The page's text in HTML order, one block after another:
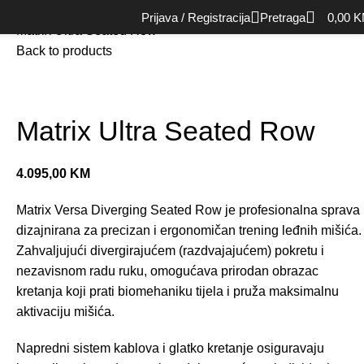
Prijava / Registracija Pretraga 0,00
Oprema za snagu (Strength)
Single mašine
Back to products
Matrix Ultra Seated Row
4.095,00 KM
Matrix Versa Diverging Seated Row je profesionalna sprava
dizajnirana za precizan i ergonomičan trening leđnih mišića.
Zahvaljujući divergirajućem (razdvajajućem) pokretu i
nezavisnom radu ruku, omogućava prirodan obrazac
kretanja koji prati biomehaniku tijela i pruža maksimalnu
aktivaciju mišića.
Napredni sistem kablova i glatko kretanje osiguravaju